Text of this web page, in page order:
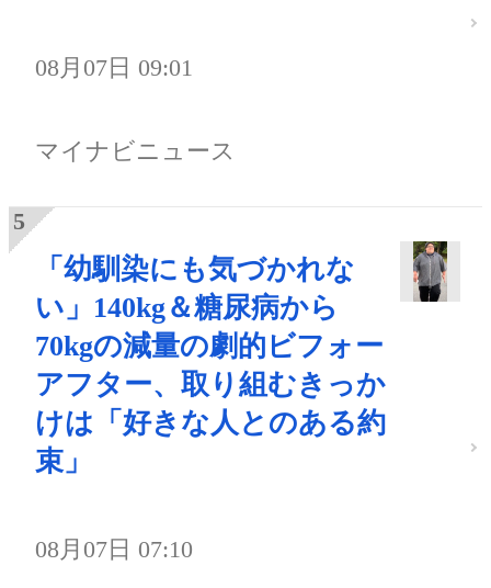
08月07日 09:01
マイナビニュース
「幼馴染にも気づかれな
い」140kg＆糖尿病から
70kgの減量の劇的ビフォー
アフター、取り組むきっか
けは「好きな人とのある約
束」
08月07日 07:10